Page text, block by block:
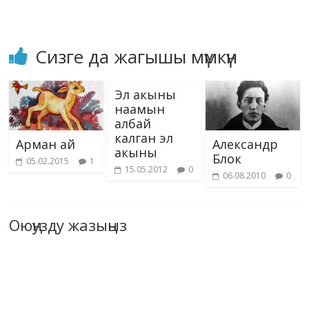
Сизге да жагышы мүмкүн
Арман ай
05.02.2015 1
Эл акыны
наамын
албай
калган эл
акыны
15.05.2012 0
Александр
Блок
06.08.2010 0
Оюңузду жазыңыз